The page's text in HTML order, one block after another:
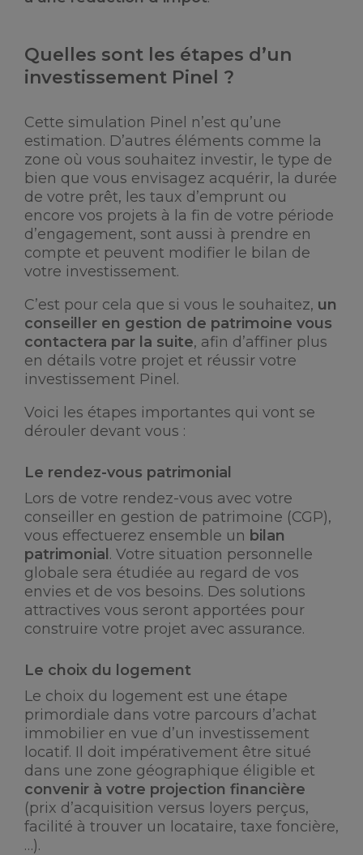
Quelles sont les étapes d’un
investissement Pinel ?
Cette simulation Pinel n’est qu’une
estimation. D’autres éléments comme la
zone où vous souhaitez investir, le type de
bien que vous envisagez acquérir, la durée
de votre prêt, les taux d’emprunt ou
encore vos projets à la fin de votre période
d’engagement, sont aussi à prendre en
compte et peuvent modifier le bilan de
votre investissement.
C’est pour cela que si vous le souhaitez, un
conseiller en gestion de patrimoine vous
contactera par la suite, afin d’affiner plus
en détails votre projet et réussir votre
investissement Pinel.
Voici les étapes importantes qui vont se
dérouler devant vous :
Le rendez-vous patrimonial
Lors de votre rendez-vous avec votre
conseiller en gestion de patrimoine (CGP),
vous effectuerez ensemble un bilan
patrimonial . Votre situation personnelle
globale sera étudiée au regard de vos
envies et de vos besoins. Des solutions
attractives vous seront apportées pour
construire votre projet avec assurance.
Le choix du logement
Le choix du logement est une étape
primordiale dans votre parcours d’achat
immobilier en vue d’un investissement
locatif. Il doit impérativement être situé
dans une zone géographique éligible et
convenir à votre projection financière
(prix d’acquisition versus loyers perçus,
facilité à trouver un locataire, taxe foncière,
…).